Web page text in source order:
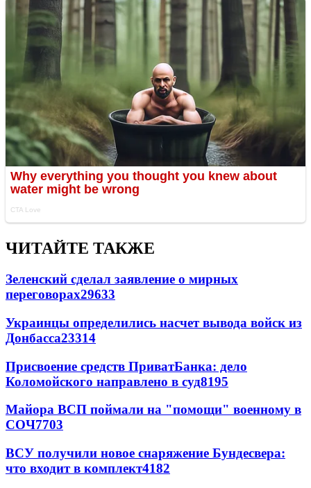
ЧИТАЙТЕ ТАКЖЕ
Зеленский сделал заявление о мирных
переговорах29633
Украинцы определились насчет вывода войск из
Донбасса23314
Присвоение средств ПриватБанка: дело
Коломойского направлено в суд8195
Майора ВСП поймали на "помощи" военному в
СОЧ7703
ВСУ получили новое снаряжение Бундесвера:
что входит в комплект4182